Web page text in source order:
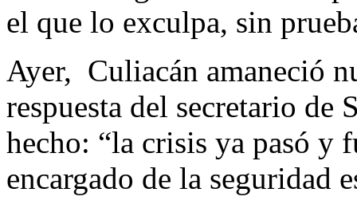
el que lo exculpa, sin
Ayer, Culiacán amaneció
respuesta del secretario
hecho: “la crisis ya pasó y
encargado de la seguridad